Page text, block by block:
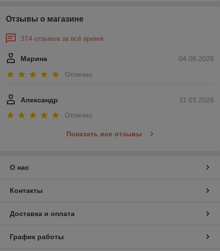
Отзывы о магазине
374 отзывов за всё время
04.08.2026
Марина
Отлично
11.03.2026
Александр
Отлично
Показать все отзывы
О нас
Контакты
Доставка и оплата
График работы